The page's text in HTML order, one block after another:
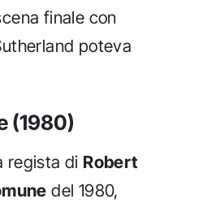
finale con
poteva
(1980)
regista di Robert
del 1980,